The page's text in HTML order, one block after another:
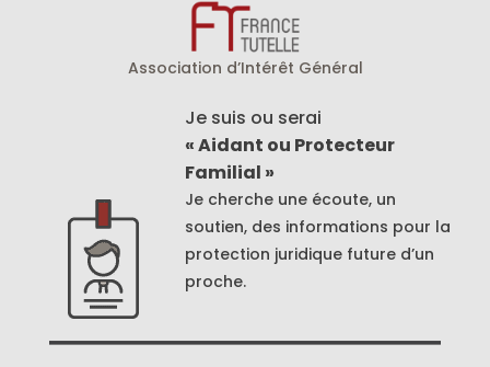
Association d’Intérêt Général
Je suis ou serai
« Aidant ou Protecteur
Familial »
Je cherche une écoute, un
soutien, des informations pour la
protection juridique future d’un
proche.